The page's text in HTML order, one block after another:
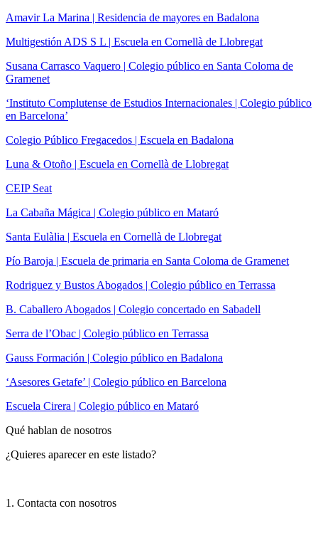
Amavir La Marina | Residencia de mayores en Badalona
Multigestión ADS S L | Escuela en Cornellà de Llobregat
Susana Carrasco Vaquero | Colegio público en Santa Coloma de
Gramenet
‘Instituto Complutense de Estudios Internacionales | Colegio público
en Barcelona’
Colegio Público Fregacedos | Escuela en Badalona
Luna & Otoño | Escuela en Cornellà de Llobregat
CEIP Seat
La Cabaña Mágica | Colegio público en Mataró
Santa Eulàlia | Escuela en Cornellà de Llobregat
Pío Baroja | Escuela de primaria en Santa Coloma de Gramenet
Rodriguez y Bustos Abogados | Colegio público en Terrassa
B. Caballero Abogados | Colegio concertado en Sabadell
Serra de l’Obac | Colegio público en Terrassa
Gauss Formación | Colegio público en Badalona
‘Asesores Getafe’ | Colegio público en Barcelona
Escuela Cirera | Colegio público en Mataró
Qué hablan de nosotros
¿Quieres aparecer en este listado?
1. Contacta con nosotros